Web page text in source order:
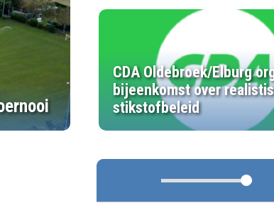
CDA Oldebroek/Elburg
bijeenkomst over
stikstofbeleid